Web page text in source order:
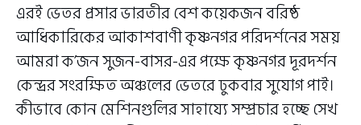
এরই ভেতর প্রসার ভারতীর বেশ কয়েকজন বরিষ্ঠ
আধিকারিকের আকাশবাণী কৃষ্ণনগর পরিদর্শনের সময়
আমরা ক’জন সুজন-বাসর-এর পক্ষে কৃষ্ণনগর দূরদর্শন
কেন্দ্রর সংরক্ষিত অঞ্চলের ভেতরে ঢুকবার সুযোগ পাই।
কীভাবে কোন মেশিনগুলির সাহায্যে সম্প্রচার হচ্ছে সেখ